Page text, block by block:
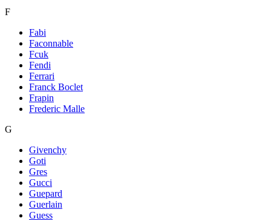
F
Fabi
Faconnable
Fcuk
Fendi
Ferrari
Franck Boclet
Frapin
Frederic Malle
G
Givenchy
Goti
Gres
Gucci
Guepard
Guerlain
Guess